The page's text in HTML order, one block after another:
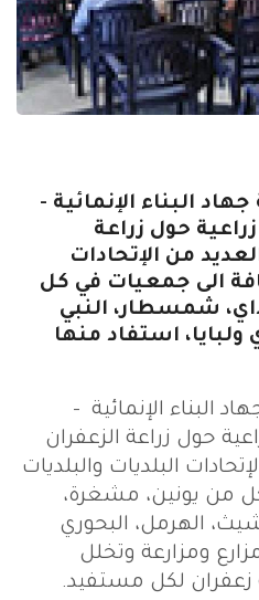
البناء الإنمائية -
8 ندوات زراعية حول زراعة
من الإتحادات
الى جمعيات في كل
شمسطار، النبي
استفاد منها
الإنمائية -
8 ندوات زراعية حول زراعة الزعفران
البلديات والبلديات
من يونين، مشغرة،
الهرمل، البحوري
استفاد منها 246 مزارع ومزارعة وتخلل